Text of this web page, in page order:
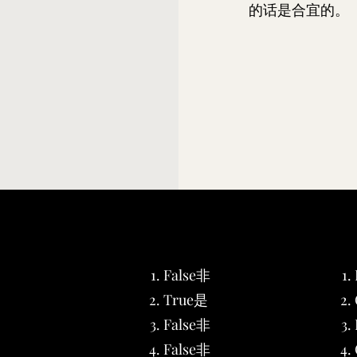
的话是合宜的。
False非
True是
False非
False非